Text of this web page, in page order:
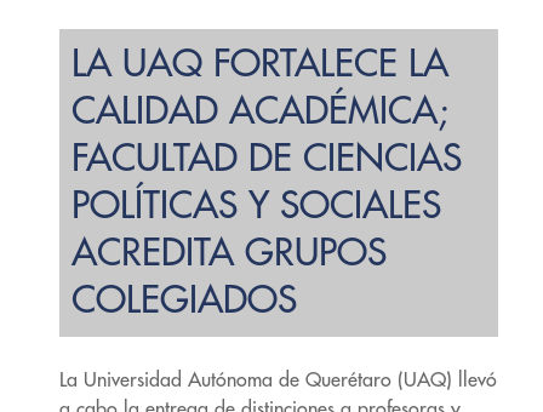
LA UAQ FORTALECE LA
CALIDAD ACADÉMICA;
FACULTAD DE CIENCIAS
POLÍTICAS Y SOCIALES
ACREDITA GRUPOS
COLEGIADOS
La Universidad Autónoma de Querétaro (UAQ) llevó